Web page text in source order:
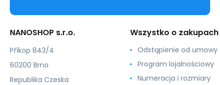
NANOSHOP s.r.o.
Příkop 843/4
60200 Brno
Republika Czeska
Wszystko o zakupach
Odstąpienie od umowy
Program lojalnościowy
Numeracja i rozmiary